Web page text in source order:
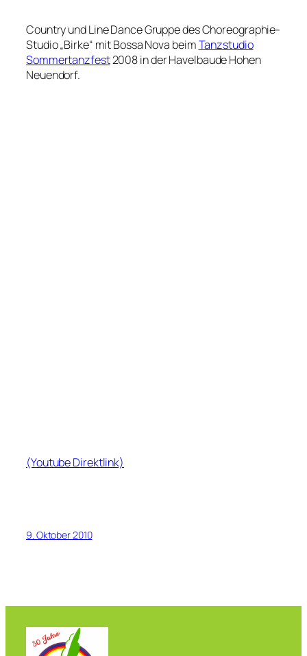
Country und Line Dance Gruppe des Choreographie-
Studio „Birke“ mit Bossa Nova beimTanzstudio
Sommertanzfest2008 in der Havelbaude Hohen
Neuendorf.
(Youtube Direktlink)
9. Oktober 2010